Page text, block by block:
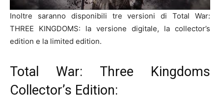
Inoltre saranno disponibili tre versioni di Total War:
THREE KINGDOMS: la versione digitale, la collector’s
edition e la limited edition.
Total War: Three Kingdoms
Collector’s Edition: